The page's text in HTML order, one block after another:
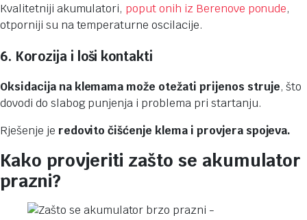
Kvalitetniji akumulatori, poput onih iz Berenove ponude,
otporniji su na temperaturne oscilacije.
6. Korozija i loši kontakti
Oksidacija na klemama može otežati prijenos struje, što
dovodi do slabog punjenja i problema pri startanju.
Rješenje je redovito čišćenje klema i provjera spojeva.
Kako provjeriti zašto se akumulator
prazni?